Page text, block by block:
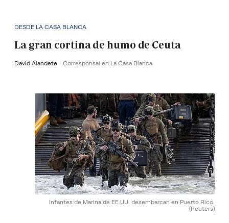
DESDE LA CASA BLANCA
La gran cortina de humo de Ceuta
David Alandete Corresponsal en La Casa Blanca
Infantes de Marina de EE.UU. desembarcan en Puerto Rico.
(Reuters)